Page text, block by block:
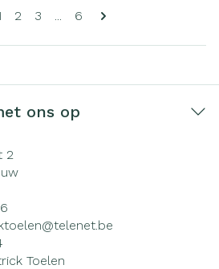
Pagina's
lees momenteel pagina
Pagina
2 Pagina
3 ... Pagina
6
ons op
2
telenet.be
Toelen